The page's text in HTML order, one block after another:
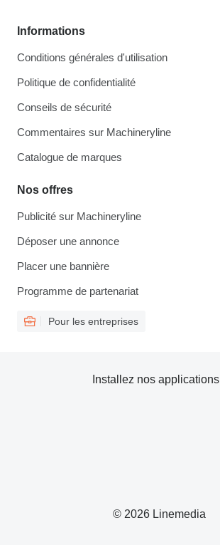
Informations
Conditions générales d'utilisation
Politique de confidentialité
Conseils de sécurité
Commentaires sur Machineryline
Catalogue de marques
Nos offres
Publicité sur Machineryline
Déposer une annonce
Placer une bannière
Programme de partenariat
Pour les entreprises
© 2026 Linemedia
Installez nos applications